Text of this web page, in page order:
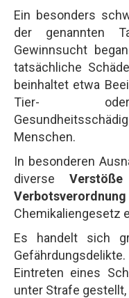
Ein besonders
der genannten
Gewinnsucht
tatsächliche
beinhaltet etwa
Tier- oder
Menschen.
In besonderen
diverse
Verbotsverordnung
Chemikaliengesetz
Es handelt sich
Eintreten eines
unter Strafe